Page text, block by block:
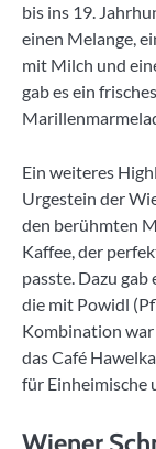
bis ins 19.
einen Melange,
mit Milch und
gab es ein
Ein weiteres
Urgestein der
den berühmten
Kaffee, der
passte. Dazu gab
die mit Powidl
Kombination war
das Café
für Einheimische
Wiener